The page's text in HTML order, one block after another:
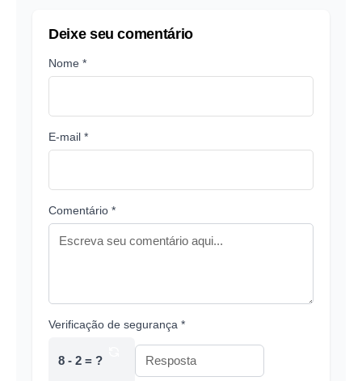
Deixe seu comentário
Nome *
E-mail *
Comentário *
Verificação de segurança *
8 - 2 = ?